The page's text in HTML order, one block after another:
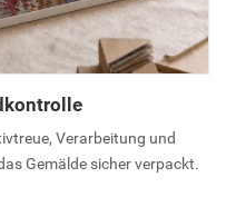
Verarbeitung und
Gemälde sicher verpackt.